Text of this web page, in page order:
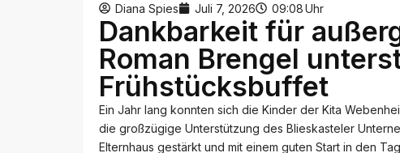
Diana Spies Juli 7, 2026 Uhr
09:08
Dankbarkeit für
Roman Brengel
Frühstücksbuffet
Ein Jahr lang konnten sich die Kinder der Kita
die großzügige Unterstützung des Blieskasteler
Elternhaus gestärkt und mit einem guten Start in den